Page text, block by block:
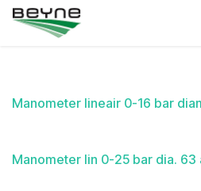
Overslaan naar inhoud
Manometer lineair 0-16 bar
Manometer lin 0-25 bar dia. 63